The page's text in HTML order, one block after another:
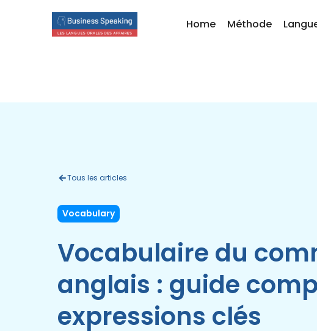
Home Méthode
Tous les articles
Vocabulary
Vocabulaire du
anglais : guide
expressions clés